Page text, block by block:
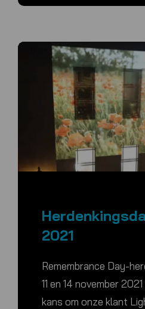
2021
Remembrance Day-
11 en 14 november
kans om onze klant